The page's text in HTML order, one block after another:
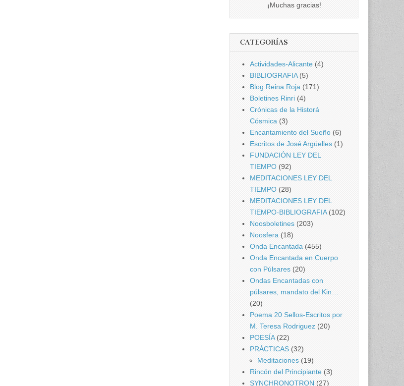
¡Muchas gracias!
CATEGORÍAS
Actividades-Alicante (4)
BIBLIOGRAFIA(5)
Blog Reina Roja (171)
Boletines Rinri (4)
Crónicas de la Historá
Cósmica (3)
Encantamiento del Sueño (6)
Escritos de José Argüelles (1)
FUNDACIÓN LEY DEL
TIEMPO (92)
MEDITACIONES LEY DEL
TIEMPO (28)
MEDITACIONES LEY DEL
TIEMPO-BIBLIOGRAFIA(102)
Noosboletines (203)
Noosfera (18)
Onda Encantada (455)
Onda Encantada en Cuerpo
con Púlsares (20)
Ondas Encantadas con
púlsares, mandato del Kin…
(20)
Poema 20 Sellos-Escritos por
M. Teresa Rodriguez (20)
POESÍA(22)
PRÁCTICAS (32)
Meditaciones (19)
Rincón del Principiante (3)
SYNCHRONOTRON (27)